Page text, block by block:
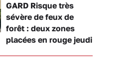
GARD Risque très
sévère de feux de
forêt : deux zones
placées en rouge jeudi